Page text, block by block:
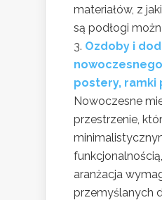
materiałów, z
są podłogi
Ozdoby i
postery, ramki
Nowoczesne
przestrzenie,
aranżacja
przemyślanych